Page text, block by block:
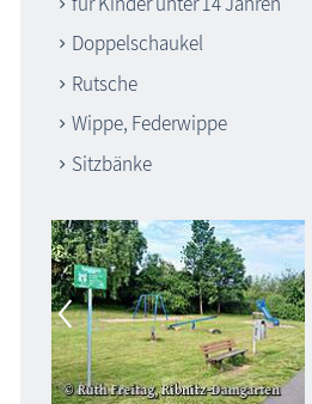
Doppelschaukel
Rutsche
Wippe, Federwippe
Sitzbänke